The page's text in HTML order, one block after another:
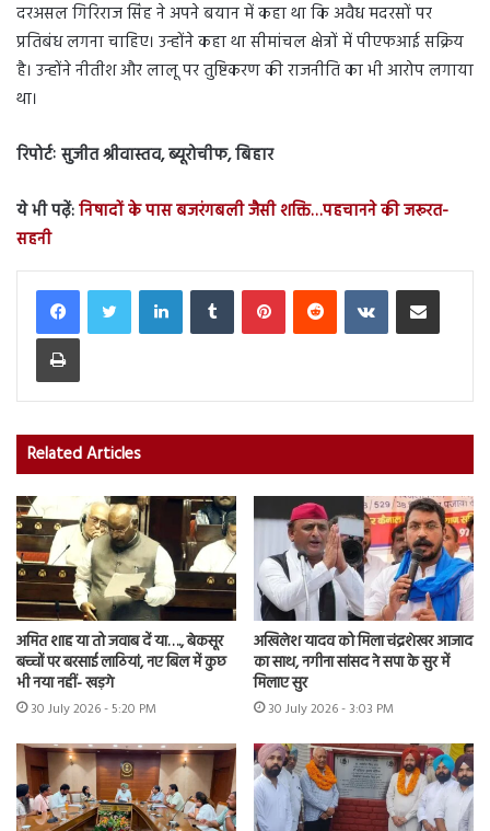
दरअसल गिरिराज सिंह ने अपने बयान में कहा था कि अवैध मदरसों पर
प्रतिबंध लगना चाहिए। उन्होंने कहा था सीमांचल क्षेत्रों में पीएफआई सक्रिय
है। उन्होंने नीतीश और लालू पर तुष्टिकरण की राजनीति का भी आरोप लगाया
था।
रिपोर्टः सुजीत श्रीवास्तव, ब्यूरोचीफ, बिहार
ये भी पढ़ें:निषादों के पास बजरंगबली जैसी शक्ति…पहचानने की जरूरत-
सहनी
LinkedInTumblr PinterestReddit VKontakteShare via Email
Print
Related Articles
अमित शाह या तो जवाब दें या…., बेकसूर
बच्चों पर बरसाई लाठियां, नए बिल में कुछ
भी नया नहीं- खड़गे
30 July 2026 - 5:20 PM
अखिलेश यादव को मिला चंद्रशेखर आजाद
का साथ, नगीना सांसद ने सपा के सुर में
मिलाए सुर
30 July 2026 - 3:03 PM